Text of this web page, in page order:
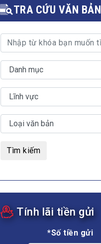
MULTIMEDIA
Video
E-magazines
TRA CỨU VĂN BẢN
Tìm kiếm
Tính lãi tiền gửi
*Số tiền gửi